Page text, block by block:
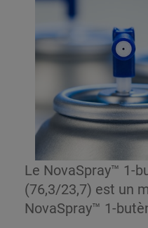
Le NovaSpray™ 1-
(76,3/23,7) est un
NovaSpray™ 1-